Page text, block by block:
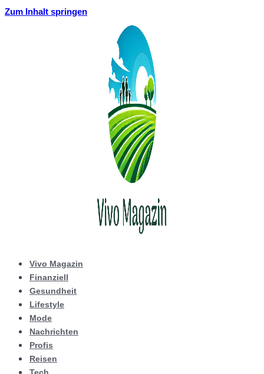
Zum Inhalt springen
Vivo Magazin
Finanziell
Gesundheit
Lifestyle
Mode
Nachrichten
Profis
Reisen